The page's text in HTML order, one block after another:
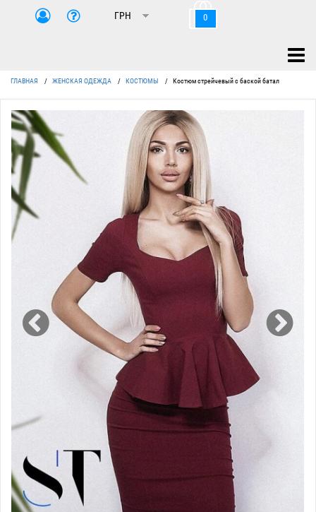
0
ГЛАВНАЯ / ЖЕНСКАЯ ОДЕЖДА / КОСТЮМЫ / Костюм стрейчевый с баской батал